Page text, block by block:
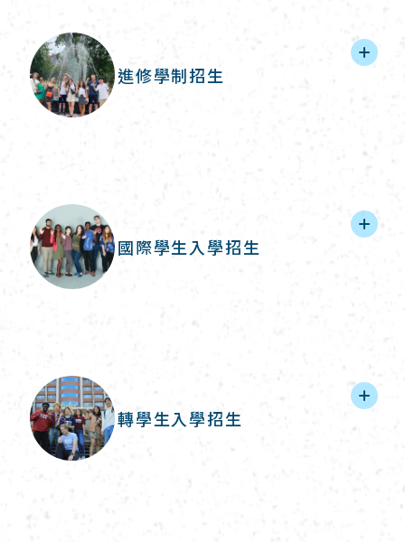
進修學制招生
國際學生入學招生
轉學生入學招生